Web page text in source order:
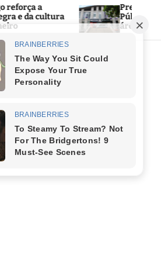
Prefeitura de Saquarema
Público 2026 com mais de 1,2
área da Educação